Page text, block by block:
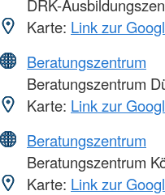
DRK-
Karte: Link zur
Beratungszentrum
Beratungszentrum
Karte: Link zur
Beratungszentrum
Beratungszentrum
Karte: Link zur